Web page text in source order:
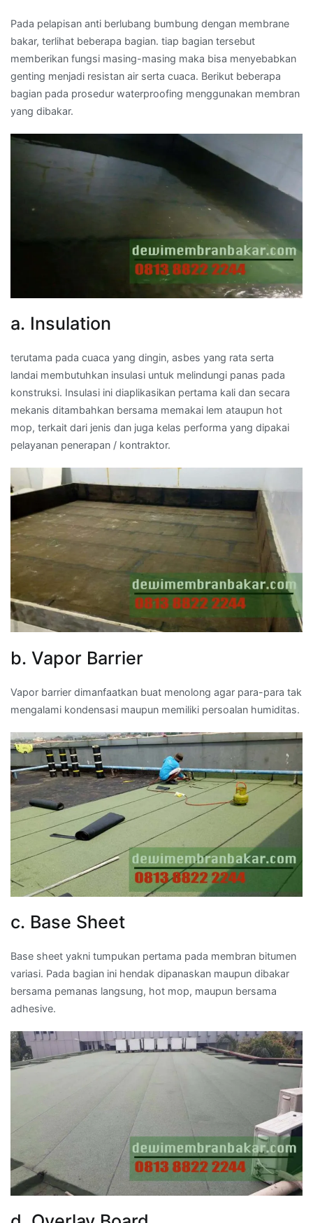
Pada pelapisan anti berlubang bumbung dengan membrane
bakar, terlihat beberapa bagian. tiap bagian tersebut
memberikan fungsi masing-masing maka bisa menyebabkan
genting menjadi resistan air serta cuaca. Berikut beberapa
bagian pada prosedur waterproofing menggunakan membran
yang dibakar.
a. Insulation
terutama pada cuaca yang dingin, asbes yang rata serta
landai membutuhkan insulasi untuk melindungi panas pada
konstruksi. Insulasi ini diaplikasikan pertama kali dan secara
mekanis ditambahkan bersama memakai lem ataupun hot
mop, terkait dari jenis dan juga kelas performa yang dipakai
pelayanan penerapan / kontraktor.
b. Vapor Barrier
Vapor barrier dimanfaatkan buat menolong agar para-para tak
mengalami kondensasi maupun memiliki persoalan humiditas.
c. Base Sheet
Base sheet yakni tumpukan pertama pada membran bitumen
variasi. Pada bagian ini hendak dipanaskan maupun dibakar
bersama pemanas langsung, hot mop, maupun bersama
adhesive.